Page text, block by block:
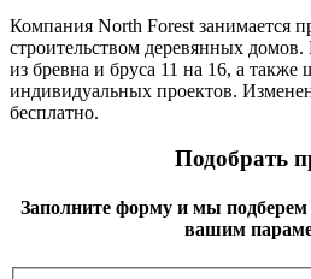
Компания North Forest занимается
строительством деревянных
из бревна и бруса 11 на 16, а
индивидуальных проектов.
бесплатно.
Подобрать
Заполните форму и мы
вашим